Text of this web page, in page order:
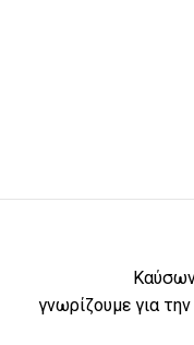
γνωρίζουμε για